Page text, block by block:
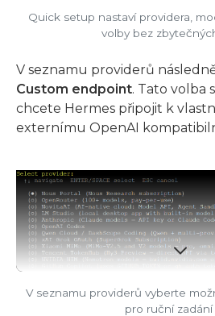
Quick setup nastaví providera,
volby bez
V seznamu providerů
Custom endpoint. Tato volba
chcete Hermes připojit k
externímu OpenAI
V seznamu providerů vyberte
pro ruční zadání